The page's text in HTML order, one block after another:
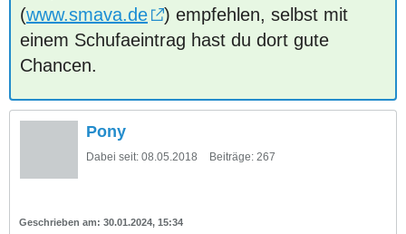
(www.smava.de
) empfehlen, selbst mit
einem Schufaeintrag hast du dort gute
Chancen.
Pony
Dabei seit: 08.05.2018 Beiträge: 267
30.01.2024, 15:34